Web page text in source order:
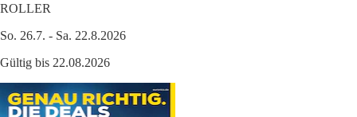
ROLLER
So. 26.7. - Sa. 22.8.2026
Gültig bis 22.08.2026